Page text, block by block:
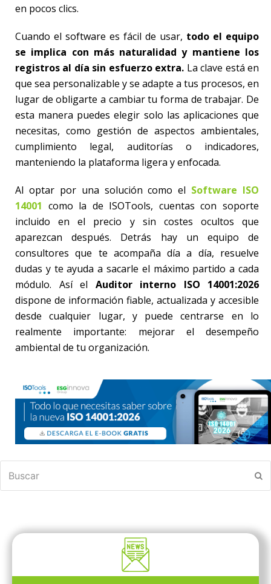
en pocos clics.
Cuando el software es fácil de usar, todo el equipo
se implica con más naturalidad y mantiene los
registros al día sin esfuerzo extra. La clave está en
que sea personalizable y se adapte a tus procesos, en
lugar de obligarte a cambiar tu forma de trabajar. De
esta manera puedes elegir solo las aplicaciones que
necesitas, como gestión de aspectos ambientales,
cumplimiento legal, auditorías o indicadores,
manteniendo la plataforma ligera y enfocada.
Al optar por una solución como el Software ISO
14001 como la de ISOTools, cuentas con soporte
incluido en el precio y sin costes ocultos que
aparezcan después. Detrás hay un equipo de
consultores que te acompaña día a día, resuelve
dudas y te ayuda a sacarle el máximo partido a cada
módulo. Así el Auditor interno ISO 14001:2026
dispone de información fiable, actualizada y accesible
desde cualquier lugar, y puede centrarse en lo
realmente importante: mejorar el desempeño
ambiental de tu organización.